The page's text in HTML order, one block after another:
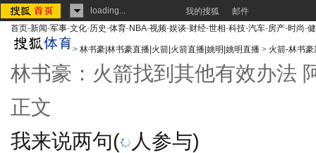
loading... 我的搜狐
邮件
首页-新闻-军事-文化-历史-体育-NBA-视频-娱谈-财经-世相-科技-汽车-房产-时尚-
> 林书豪|林书豪直播|火箭|火箭直播|姚明|姚明直播 > 火箭-林书豪
林书豪：火箭找到其他有效办法
正文
我来说两句(
人参与)